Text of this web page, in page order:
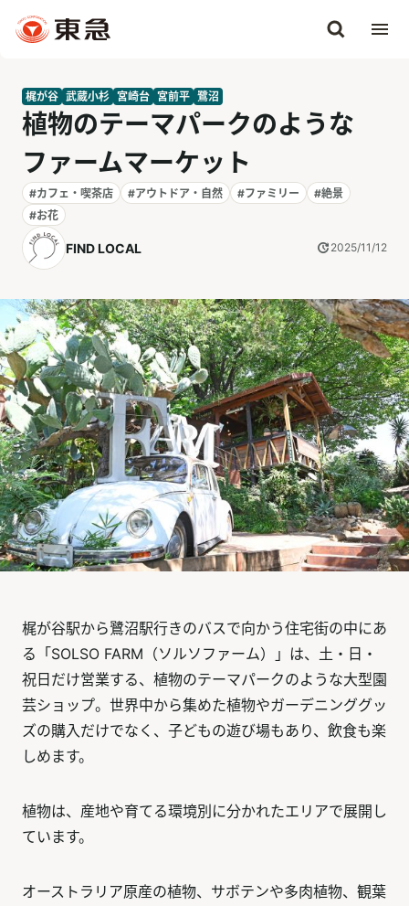
梶が谷 武蔵小杉 宮崎台 宮前平 鷺沼
植物のテーマパークのような
ファームマーケット
#カフェ・喫茶店 #アウトドア・自然 #ファミリー
#絶景
#お花
FIND LOCAL 2025/11/12
梶が谷駅から鷺沼駅行きのバスで向かう住宅街の中にあ
る「SOLSO FARM（ソルソファーム）」は、土・日・
祝日だけ営業する、植物のテーマパークのような大型園
芸ショップ。世界中から集めた植物やガーデニンググッ
ズの購入だけでなく、子どもの遊び場もあり、飲食も楽
しめます。
植物は、産地や育てる環境別に分かれたエリアで展開し
ています。
オーストラリア原産の植物、サボテンや多肉植物、観葉